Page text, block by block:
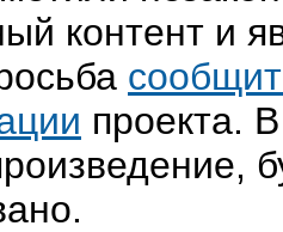
контент и
проекта.